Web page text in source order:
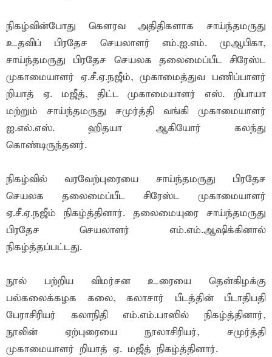
நிகழ்வின்போது கௌரவ அதிதிகளாக சாய்ந்தமருது
உதவிப் பிரதேச செயலாளர் எம்.ஐ.எம். முஆபிகா,
சாய்ந்தமருது பிரதேச செயலக தலைமைப்பீட சிரேஸ்ட
முகாமையாளர் ஏ.சீ.ஏ.நஜீம், முகாமைத்துவ பணிப்பாளர்
றியாத் ஏ. மஜீத், திட்ட முகாமையாளர் எஸ். றிபாயா
மற்றும் சாய்ந்தமருது சமுர்த்தி வங்கி முகாமையாளர்
ஐ.எல்.எஸ். ஹிதயா ஆகியோர் கலந்து
கொண்டிருந்தனர்.
நிகழ்வில் வரவேற்புரையை சாய்ந்தமருது பிரதேச
செயலக தலைமைப்பீட சிரேஸ்ட முகாமையாளர்
ஏ.சீ.ஏ.நஜீம் நிகழ்த்தினார். தலைமையுரை சாய்ந்தமருது
பிரதேச செயலாளர் எம்.எம்.ஆஷிக்கினால்
நிகழ்த்தப்பட்டது.
நூல் பற்றிய விமர்சன உரையை தென்கிழக்கு
பல்கலைக்கழக கலை, கலாசார் பீடத்தின் பீடாதிபதி
பேராசிரியர் கலாநிதி எம்.எம்.பாஸில் நிகழ்த்தினார்,
நூலின் ஏற்புரையை நூலாசிரியர், சமுர்த்தி
முகாமையாளர் றியாத் ஏ. மஜீத் நிகழ்த்தினார்.